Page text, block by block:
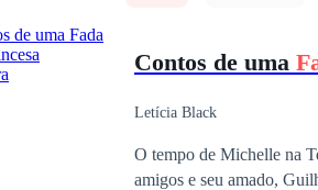
Contos de uma
Letícia Black
O tempo de Michelle na Terra chegou ao fim. Novamente,
amigos e seu amado,